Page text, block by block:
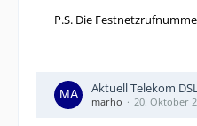
P.S. Die
Aktuell Telekom
marho 20. Oktober